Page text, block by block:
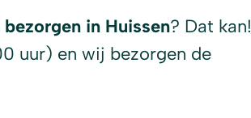
in Huissen? Dat kan!
uur) en wij bezorgen de